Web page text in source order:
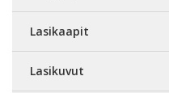
Lasikaapit
Lasikuvut